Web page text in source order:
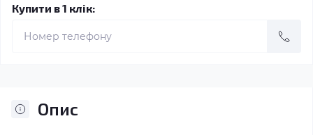
Купити в 1 клік:
Опис